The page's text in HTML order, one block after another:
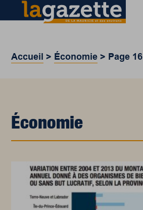
Accueil > Économie > Page 16
Économie